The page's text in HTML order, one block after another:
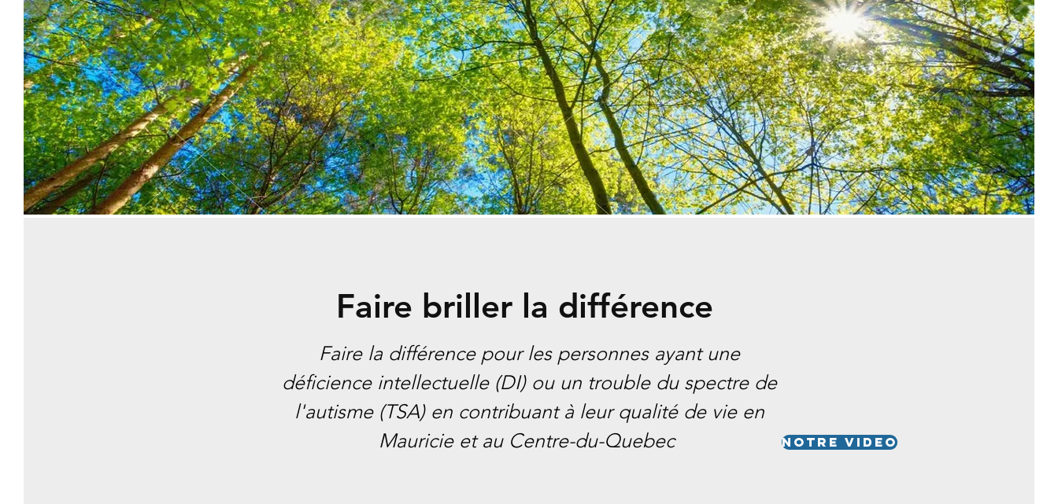
Recevoir Donnez Participez.
Faire briller la différence
Faire la différence pour les personnes ayant une
déficience intellectuelle (DI) ou un trouble du spectre de
l'autisme (TSA) en contribuant à leur qualité de vie en
Mauricie et au Centre-du-Quebec
Notre video